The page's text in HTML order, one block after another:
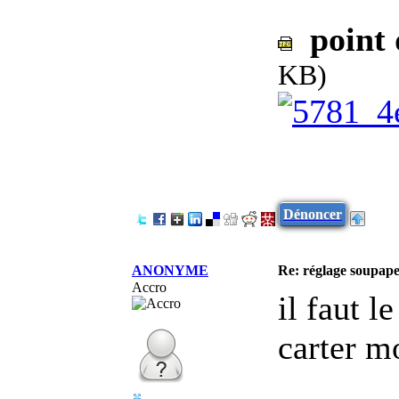
point
KB)
Dénoncer
ANONYME
Re: réglage
Accro
il faut le
carter